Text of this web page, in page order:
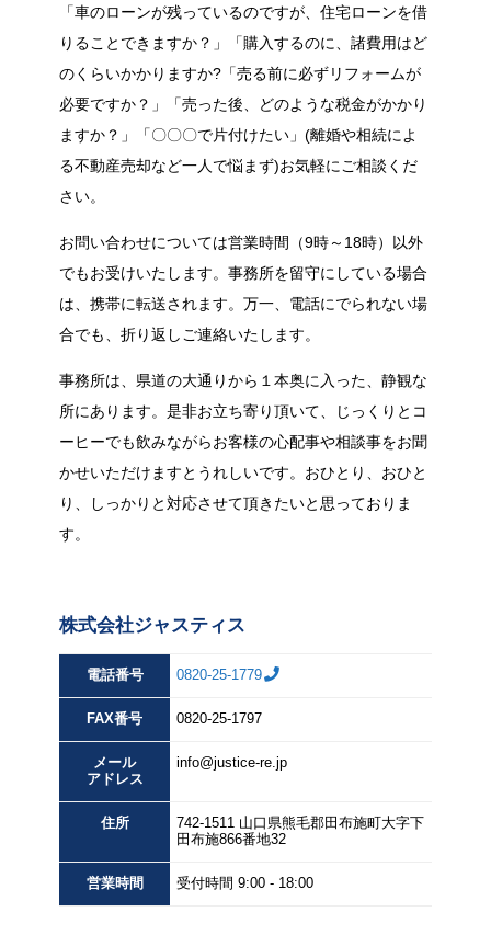
「車のローンが残っているのですが、住宅ローンを借
りることできますか？」「購入するのに、諸費用はど
のくらいかかりますか?「売る前に必ずリフォームが
必要ですか？」「売った後、どのような税金がかかり
ますか？」「〇〇〇で片付けたい」(離婚や相続によ
る不動産売却など一人で悩まず)お気軽にご相談くだ
さい。
お問い合わせについては営業時間（9時～18時）以外
でもお受けいたします。事務所を留守にしている場合
は、携帯に転送されます。万一、電話にでられない場
合でも、折り返しご連絡いたします。
事務所は、県道の大通りから１本奥に入った、静観な
所にあります。是非お立ち寄り頂いて、じっくりとコ
ーヒーでも飲みながらお客様の心配事や相談事をお聞
かせいただけますとうれしいです。おひとり、おひと
り、しっかりと対応させて頂きたいと思っておりま
す。
株式会社ジャスティス
電話番号 0820-25-1779
FAX番号 0820-25-1797
メール
アドレス
info@justice-re.jp
住所 742-1511 山口県熊毛郡田布施町大字下
田布施866番地32
営業時間 受付時間 9:00 - 18:00